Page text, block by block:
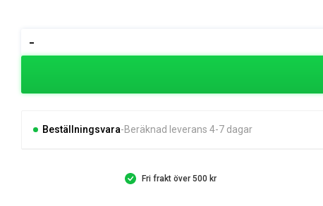
-
CROSS
Beställningsvara Beräknad leverans 4-7 dagar
Fri frakt över 500 kr